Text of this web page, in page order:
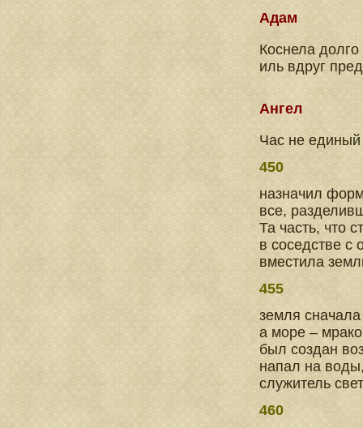
Адам
Коснела
иль вдруг
Ангел
Час не единый
450
назначил
все,
Та часть, что
в соседстве с
вместила
455
земля
а море –
был создан
напал на
служитель
460